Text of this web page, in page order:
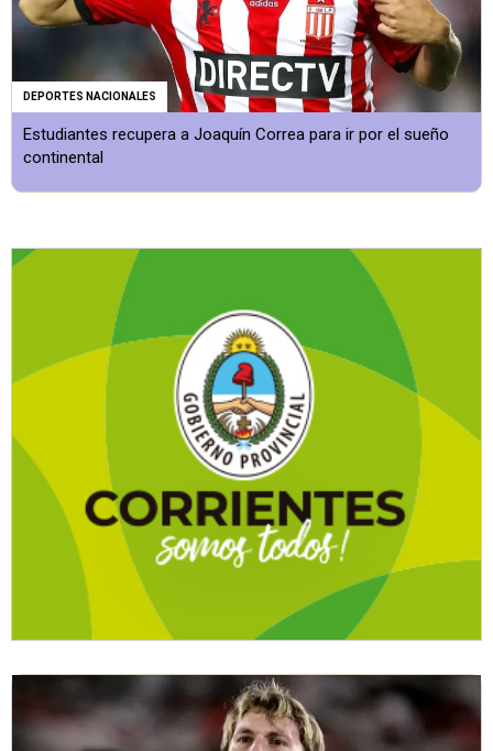
DEPORTES NACIONALES
Estudiantes recupera a Joaquín Correa para ir por el sueño
continental